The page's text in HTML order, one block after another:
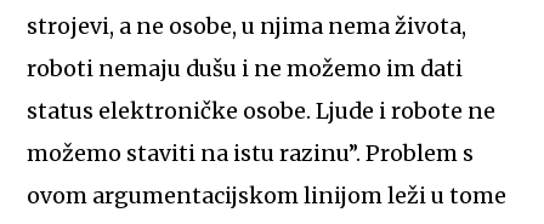
strojevi, a ne osobe, u njima nema života,
roboti nemaju dušu i ne možemo im dati
status elektroničke osobe. Ljude i robote ne
možemo staviti na istu razinu”. Problem s
ovom argumentacijskom linijom leži u tome